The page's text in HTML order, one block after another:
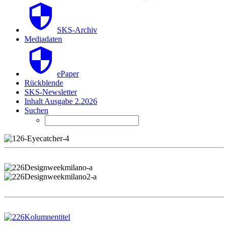
SKS-Archiv
Mediadaten
ePaper
Rückblende
SKS-Newsletter
Inhalt Ausgabe 2.2026
Suchen